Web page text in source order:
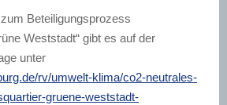
Beteiligungsprozess
Weststadt“ gibt es auf der
unter
rv/umwelt-klima/co2-neutrales-
gruene-weststadt-